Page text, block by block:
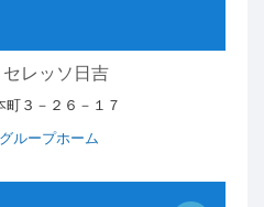
レッソ日吉
３－２６－１７
グループホーム